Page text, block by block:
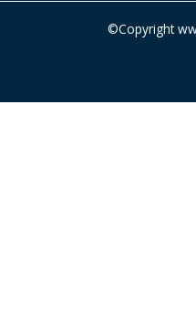
©Copyright